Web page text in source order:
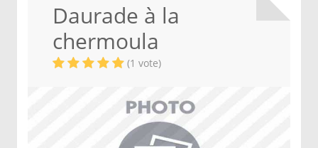
Daurade à la
chermoula
(1 vote)